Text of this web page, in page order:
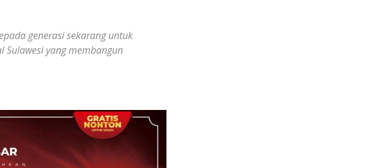
generasi sekarang untuk
yang membangun